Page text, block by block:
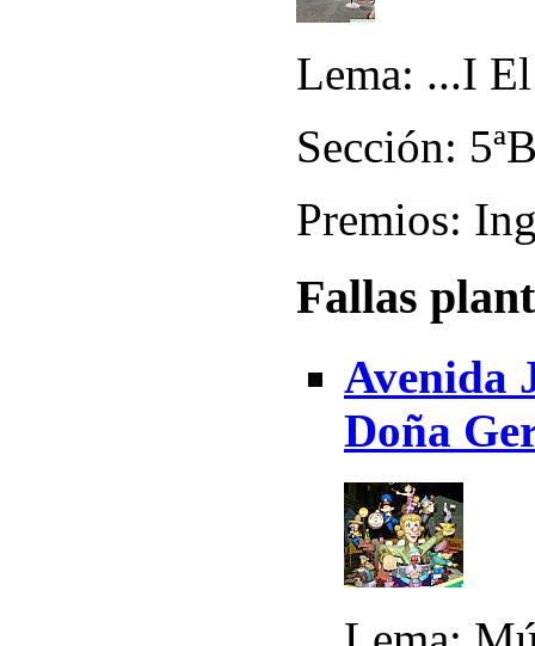
Lema: ...I
Sección:
Premios:
Fallas
Avenida
Doña